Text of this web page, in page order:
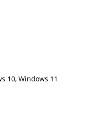
10, Windows 11